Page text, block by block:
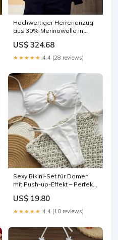
Hochwertiger Herrenanzug
aus 30% Merinowolle in
Hochzeit und Business
_Hi_chtgptapp_saved_this_title-
US$ 324.68
★★★★★ 4.4 (28 reviews)
Sexy Bikini-Set für Damen
mit Push-up-Effekt – Perfekt
Color:A25020808b
US$ 19.80
★★★★★ 4.4 (10 reviews)